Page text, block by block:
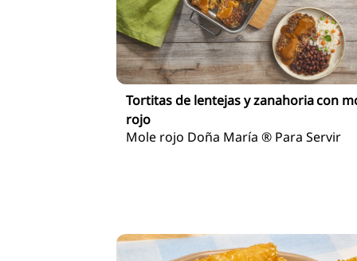
Tortitas de lentejas y zanahoria con
rojo
Mole rojo Doña María ® Para Servir